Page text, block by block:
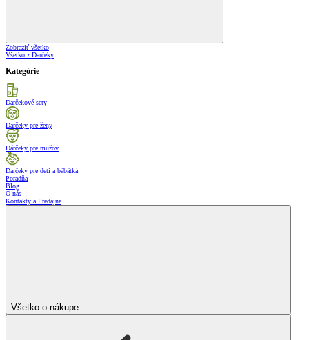
Zobraziť všetko
Všetko z Darčeky
Kategórie
Darčekové sety
Darčeky pre ženy
Dárčeky pre mužov
Darčeky pre deti a bábätká
Poradňa
Blog
O nás
Kontakty a Predajne
Všetko o nákupe